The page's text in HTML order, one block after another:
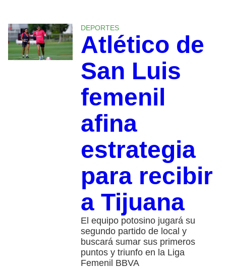
DEPORTES
Atlético de
San Luis
femenil
afina
estrategia
para recibir
a Tijuana
El equipo potosino jugará su
segundo partido de local y
buscará sumar sus primeros
puntos y triunfo en la Liga
Femenil BBVA